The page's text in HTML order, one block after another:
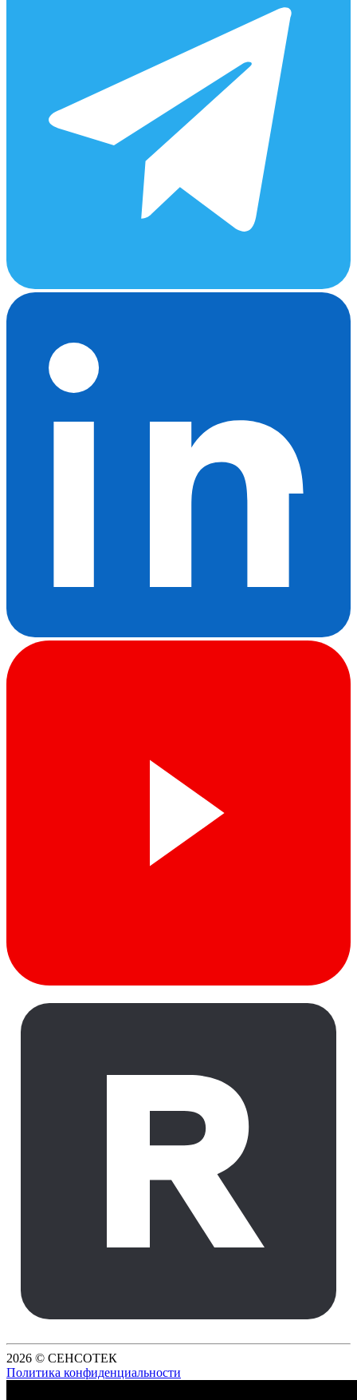
2026 © СЕНСОТЕК
Политика конфиденциальности